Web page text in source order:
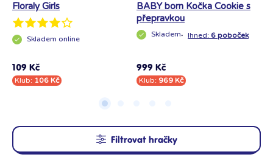
Floraly Girls
Skladem online
109 Kč
Klub: 106 Kč
BABY born Kočka Cookie s
přepravkou
Skladem· Ihned: 6 poboček
999 Kč
Klub: 969 Kč
Filtrovat hračky